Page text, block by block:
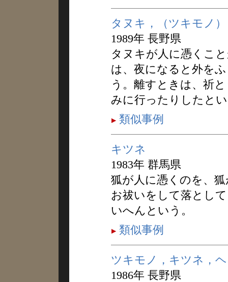
タヌキ，（ツキモノ）
1989年 長野県
タヌキが人に憑くこ
は、夜になると外を
う。離すときは、祈
みに行ったりしたと
類似事例
キツネ
1983年 群馬県
狐が人に憑くのを、
お祓いをして落とし
いへんという。
類似事例
ツキモノ，キツネ，
1986年 長野県